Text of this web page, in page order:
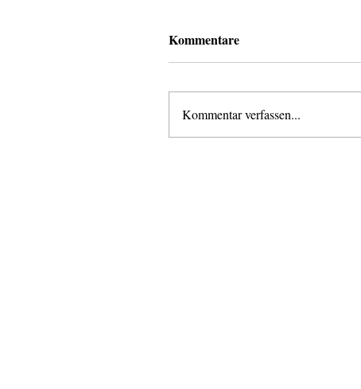
Kommentare
Kommentar verfassen...